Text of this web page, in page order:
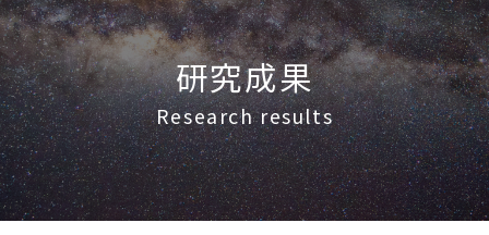
研究成果
Research results